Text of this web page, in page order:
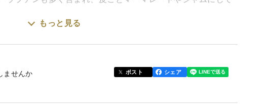
生する可能性があります。
もっと見る
ませんか ポスト シェア